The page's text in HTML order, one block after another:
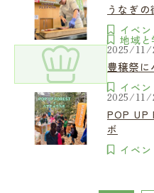
うなぎ
イベン
地域
2025/11/
豊穣祭に
イベン
2025/11/
POP
ボ
イベン